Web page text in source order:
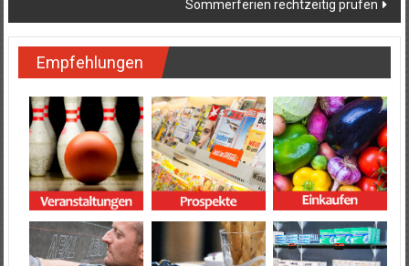
Sommerferien rechtzeitig prüfen
Empfehlungen